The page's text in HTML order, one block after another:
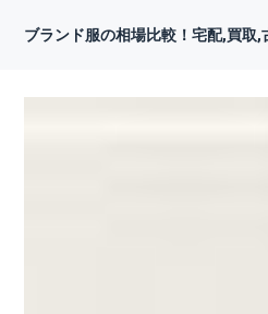
ブランド服の相場比較！宅配,買取,